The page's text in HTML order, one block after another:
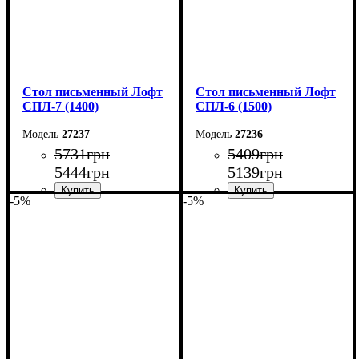
Стол письменный Лофт
СПЛ-7 (1400)
27237
5731грн
5444грн
Стол письменный Лофт
СПЛ-6 (1500)
27236
5409грн
5139грн
-5% -5%